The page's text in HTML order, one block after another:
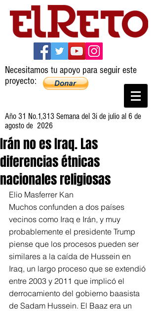
Necesitamos tu apoyo para seguir este
proyecto:
Año 31 No.1,313 Semana del 3i de julio al 6 de
agosto de 2026
Irán no es Iraq. Las
diferencias étnicas
nacionales religiosas
Elio Masferrer Kan
Muchos confunden a dos países
vecinos como Iraq e Irán, y muy
probablemente el presidente Trump
piense que los procesos pueden ser
similares a la caída de Hussein en
Iraq, un largo proceso que se extendió
entre 2003 y 2011 que implicó el
derrocamiento del gobierno baasista
de Sadam Hussein. El Baaz era un